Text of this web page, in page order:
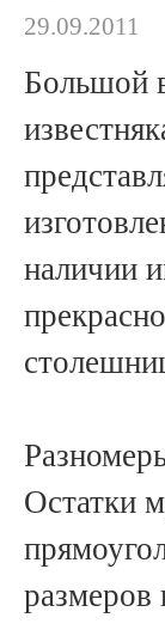
29.09.2011
Большой
наличии
Остатки
размеров